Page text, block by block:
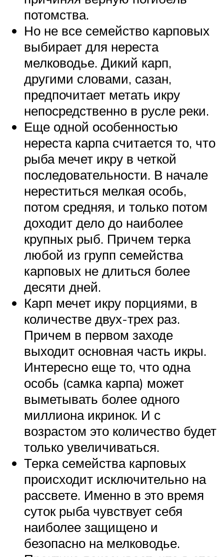
потомства.
Но не все семейство карповых
выбирает для нереста
мелководье. Дикий карп,
другими словами, сазан,
предпочитает метать икру
непосредственно в русле реки.
Еще одной особенностью
нереста карпа считается то, что
рыба мечет икру в четкой
последовательности. В начале
нереститься мелкая особь,
потом средняя, и только потом
доходит дело до наиболее
крупных рыб. Причем терка
любой из групп семейства
карповых не длиться более
десяти дней.
Карп мечет икру порциями, в
количестве двух-трех раз.
Причем в первом заходе
выходит основная часть икры.
Интересно еще то, что одна
особь (самка карпа) может
выметывать более одного
миллиона икринок. И с
возрастом это количество будет
только увеличиваться.
Терка семейства карповых
происходит исключительно на
рассвете. Именно в это время
суток рыба чувствует себя
наиболее защищено и
безопасно на мелководье.